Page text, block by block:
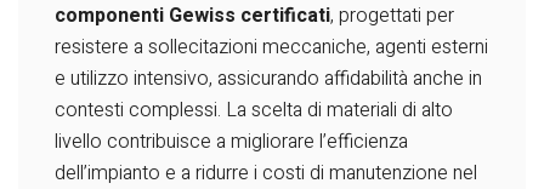
componenti Gewiss certificati, progettati per
resistere a sollecitazioni meccaniche, agenti esterni
e utilizzo intensivo, assicurando affidabilità anche in
contesti complessi. La scelta di materiali di alto
livello contribuisce a migliorare l’efficienza
dell’impianto e a ridurre i costi di manutenzione nel